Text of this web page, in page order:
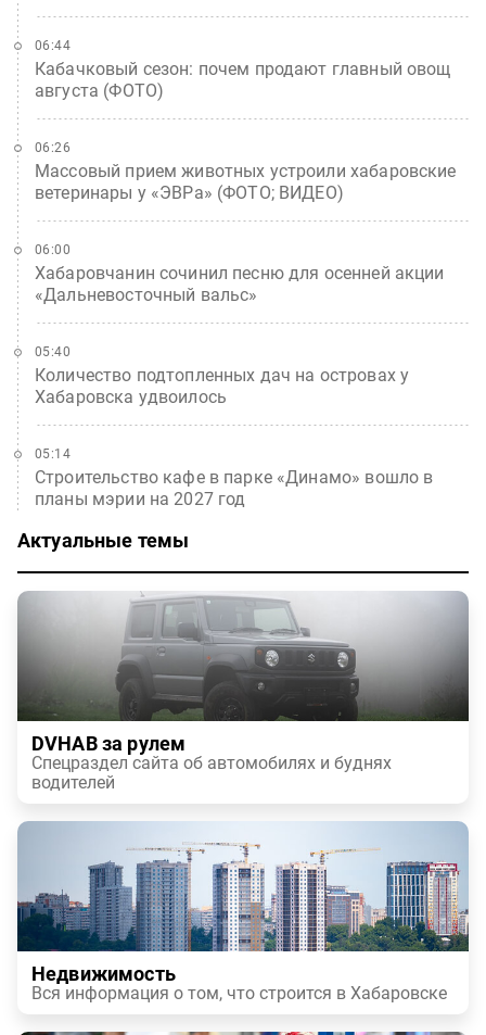
Кабачковый сезон: почем продают главный овощ
августа (ФОТО)
06:44
Массовый прием животных устроили хабаровские
ветеринары у «ЭВРа» (ФОТО; ВИДЕО)
06:26
Хабаровчанин сочинил песню для осенней акции
«Дальневосточный вальс»
06:00
Количество подтопленных дач на островах у
Хабаровска удвоилось
05:40
Строительство кафе в парке «Динамо» вошло в
планы мэрии на 2027 год
05:14
Актуальные темы
DVHAB за рулем
Спецраздел сайта об автомобилях и буднях
водителей
Недвижимость
Вся информация о том, что строится в Хабаровске